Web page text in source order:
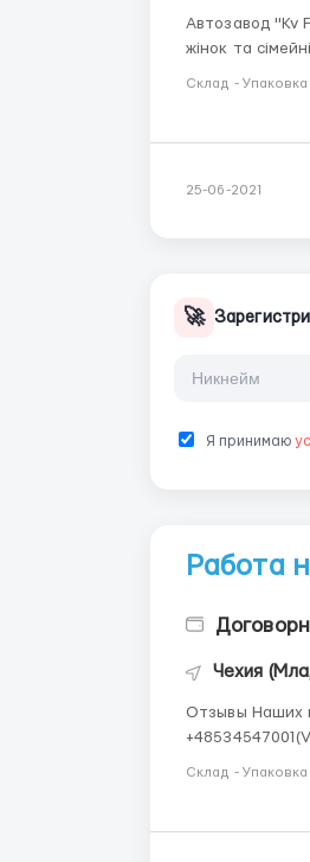
Автозавод "Kv Final. Работник на Автозад "Kv Final" Чехія , м.Turnov,
жінок та сімейні
Склад -
25-06-2021
🚀
Я принимаю
Работа
Чехия
Отзывы Наших клиентов Если Вас заинтересовала
+48534547001(Viber) ПОДПИСЫВАЙТЕСЬ В ФБ ВАКАНСИЯ
Склад -